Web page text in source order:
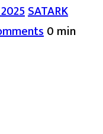
SATARK
0 min